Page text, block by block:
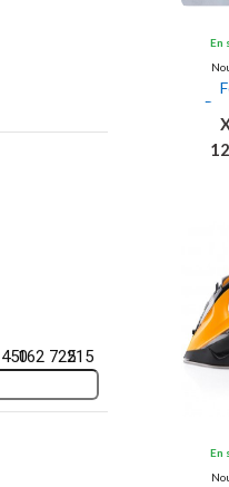
162 725215
En
En